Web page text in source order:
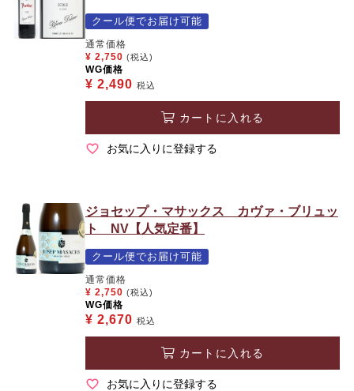
クール便でお届け可能
通常価格
¥ 2,750 (税込)
WG価格
¥ 2,490 税込
カートに入れる
お気に入りに登録する
ジョセップ・マサックス カヴァ・ブリュッ
ト NV【人気定番】
クール便でお届け可能
通常価格
¥ 2,750 (税込)
WG価格
¥ 2,670 税込
カートに入れる
お気に入りに登録する